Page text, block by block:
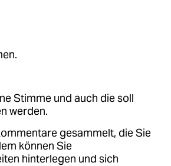
Stimme und auch die soll
werden.
gesammelt, die Sie
können Sie
hinterlegen und sich